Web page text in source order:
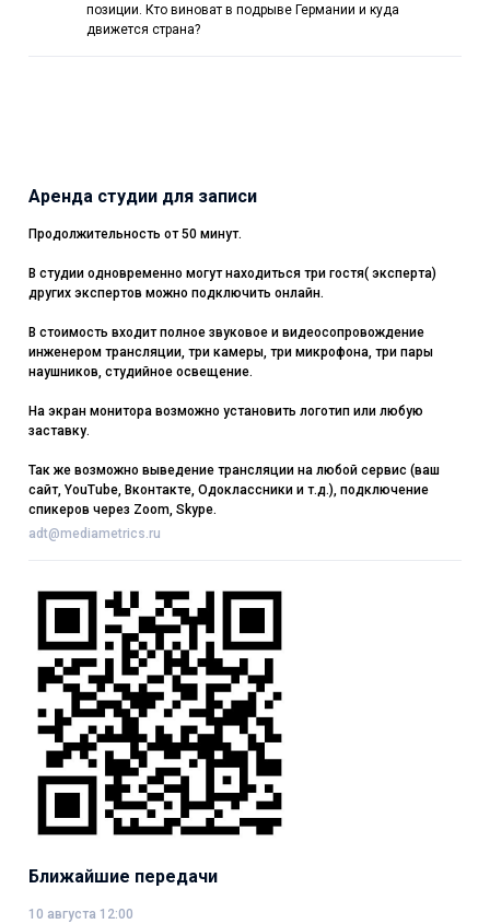
позиции. Кто виноват в подрыве Германии и куда
движется страна?
Аренда студии для записи
Продолжительность от 50 минут.
В студии одновременно могут находиться три гостя( эксперта)
других экспертов можно подключить онлайн.
В стоимость входит полное звуковое и видеосопровождение
инженером трансляции, три камеры, три микрофона, три пары
наушников, студийное освещение.
На экран монитора возможно установить логотип или любую
заставку.
Так же возможно выведение трансляции на любой сервис (ваш
сайт, YouTube, Вконтакте, Одоклассники и т.д.), подключение
спикеров через Zoom, Skype.
adt@mediametrics.ru
Ближайшие передачи
10 августа 12:00